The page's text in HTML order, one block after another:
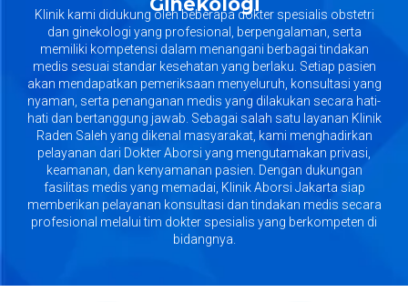
Klinik kami didukung oleh beberapa dokter spesialis obstetri
dan ginekologi yang profesional, berpengalaman, serta
memiliki kompetensi dalam menangani berbagai tindakan
medis sesuai standar kesehatan yang berlaku. Setiap pasien
akan mendapatkan pemeriksaan menyeluruh, konsultasi yang
nyaman, serta penanganan medis yang dilakukan secara hati-
hati dan bertanggung jawab. Sebagai salah satu layanan Klinik
Raden Saleh yang dikenal masyarakat, kami menghadirkan
pelayanan dari Dokter Aborsi yang mengutamakan privasi,
keamanan, dan kenyamanan pasien. Dengan dukungan
fasilitas medis yang memadai, Klinik Aborsi Jakarta siap
memberikan pelayanan konsultasi dan tindakan medis secara
profesional melalui tim dokter spesialis yang berkompeten di
bidangnya.